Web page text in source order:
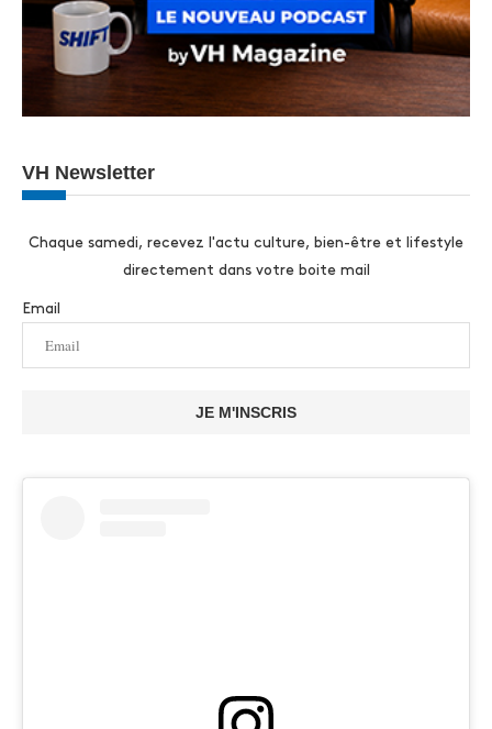
VH Newsletter
Chaque samedi, recevez l'actu culture, bien-être et lifestyle
directement dans votre boite mail
Email
JE M'INSCRIS